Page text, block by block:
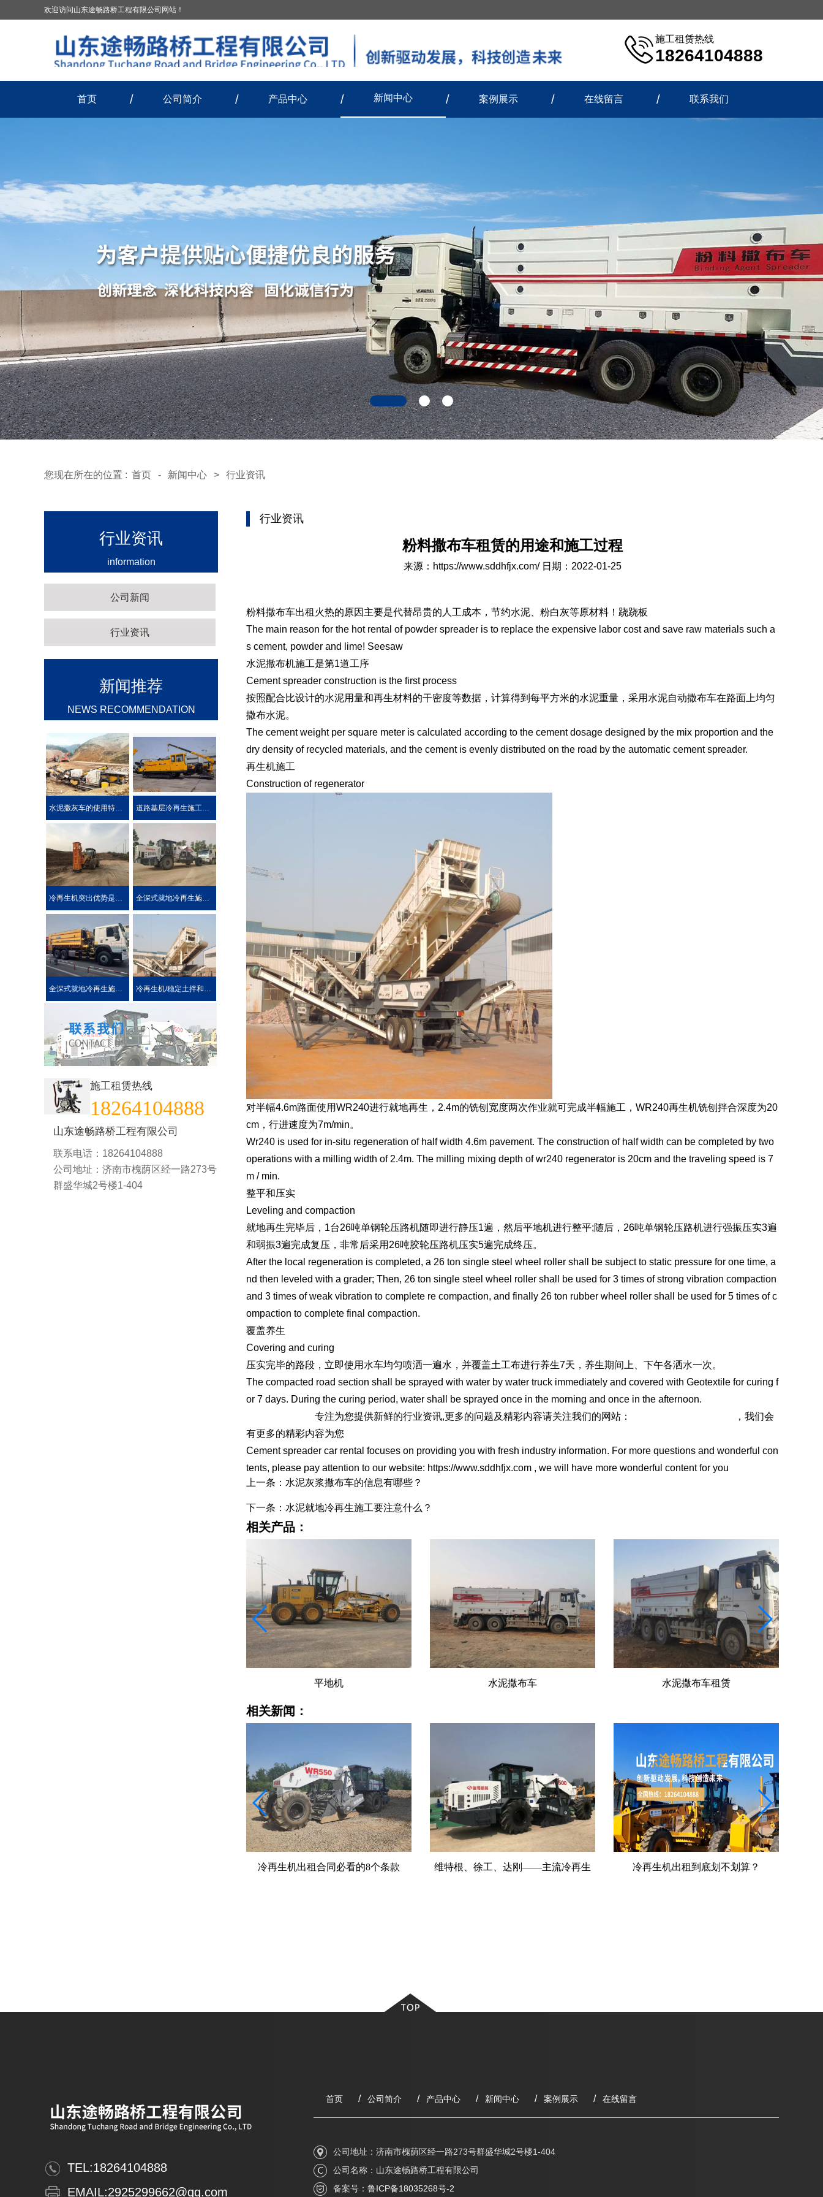
欢迎访问山东途畅路桥工程有限公司网站！
施工租赁热线
18264104888
首页 公司简介 产品中心 新闻中心 案例展示 在线留言 联系我们
您现在所在的位置 : 首页 - 新闻中心 > 行业资讯
行业资讯
information
公司新闻
行业资讯
新闻推荐
NEWS RECOMMENDATION
水泥撒灰车的使用特点及优势介绍 道路基层冷再生施工工艺
冷再生机突出优势是被用户喜爱的原因！ 全深式就地冷再生施工工艺特点介绍
全深式就地冷再生施工中所使用的机械设施设备 冷再生机/稳定土拌和机主要用于哪些作业?
施工租赁热线
18264104888
山东途畅路桥工程有限公司
联系电话：18264104888
公司地址：济南市槐荫区经一路273号
群盛华城2号楼1-404
行业资讯
粉料撒布车租赁的用途和施工过程
来源： https://www.sddhfjx.com/日期：2022-01-25
粉料撒布车出租火热的原因主要是代替昂贵的人工成本，节约水泥、粉白灰等原材料！跷跷板
The main reason for the hot rental of powder spreader is to replace the expensive labor cost and save raw materials such a
s cement, powder and lime! Seesaw
水泥撒布机施工是第1道工序
Cement spreader construction is the first process
按照配合比设计的水泥用量和再生材料的干密度等数据，计算得到每平方米的水泥重量，采用水泥自动撒布车在路面上均匀
撒布水泥。
The cement weight per square meter is calculated according to the cement dosage designed by the mix proportion and the
dry density of recycled materials, and the cement is evenly distributed on the road by the automatic cement spreader.
再生机施工
Construction of regenerator
对半幅4.6m路面使用WR240进行就地再生，2.4m的铣刨宽度两次作业就可完成半幅施工，WR240再生机铣刨拌合深度为20
cm，行进速度为7m/min。
Wr240 is used for in-situ regeneration of half width 4.6m pavement. The construction of half width can be completed by two
operations with a milling width of 2.4m. The milling mixing depth of wr240 regenerator is 20cm and the traveling speed is 7
m / min.
整平和压实
Leveling and compaction
就地再生完毕后，1台26吨单钢轮压路机随即进行静压1遍，然后平地机进行整平;随后，26吨单钢轮压路机进行强振压实3遍
和弱振3遍完成复压，非常后采用26吨胶轮压路机压实5遍完成终压。
After the local regeneration is completed, a 26 ton single steel wheel roller shall be subject to static pressure for one time, a
nd then leveled with a grader; Then, 26 ton single steel wheel roller shall be used for 3 times of strong vibration compaction
and 3 times of weak vibration to complete re compaction, and finally 26 ton rubber wheel roller shall be used for 5 times of c
ompaction to complete final compaction.
覆盖养生
Covering and curing
压实完毕的路段，立即使用水车均匀喷洒一遍水，并覆盖土工布进行养生7天，养生期间上、下午各洒水一次。
The compacted road section shall be sprayed with water by water truck immediately and covered with Geotextile for curing f
or 7 days. During the curing period, water shall be sprayed once in the morning and once in the afternoon.
专注为您提供新鲜的行业资讯,更多的问题及精彩内容请关注我们的网站：
，我们会
有更多的精彩内容为您
Cement spreader car rental focuses on providing you with fresh industry information. For more questions and wonderful con
tents, please pay attention to our website: https://www.sddhfjx.com , we will have more wonderful content for you
上一条：水泥灰浆撒布车的信息有哪些？
下一条：水泥就地冷再生施工要注意什么？
相关产品：
水泥撒布车 水泥撒布车租赁 冷再生机出租
相关新闻：
维特根、徐工、达刚——主流冷再生 冷再生机出租到底划不划算？ 就地冷再生工程旧料100%循环利用的
TEL:18264104888
EMAIL:2925299662@qq.com
首页 公司简介 产品中心 新闻中心 案例展示 在线留言
公司地址：济南市槐荫区经一路273号群盛华城2号楼1-404
公司名称：山东途畅路桥工程有限公司
备案号： 鲁ICP备18035268号-2